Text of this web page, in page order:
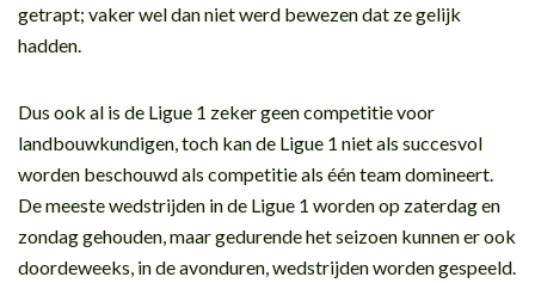
getrapt; vaker wel dan niet werd bewezen dat ze gelijk
hadden.
Dus ook al is de Ligue 1 zeker geen competitie voor
landbouwkundigen, toch kan de Ligue 1 niet als succesvol
worden beschouwd als competitie als één team domineert.
De meeste wedstrijden in de Ligue 1 worden op zaterdag en
zondag gehouden, maar gedurende het seizoen kunnen er ook
doordeweeks, in de avonduren, wedstrijden worden gespeeld.